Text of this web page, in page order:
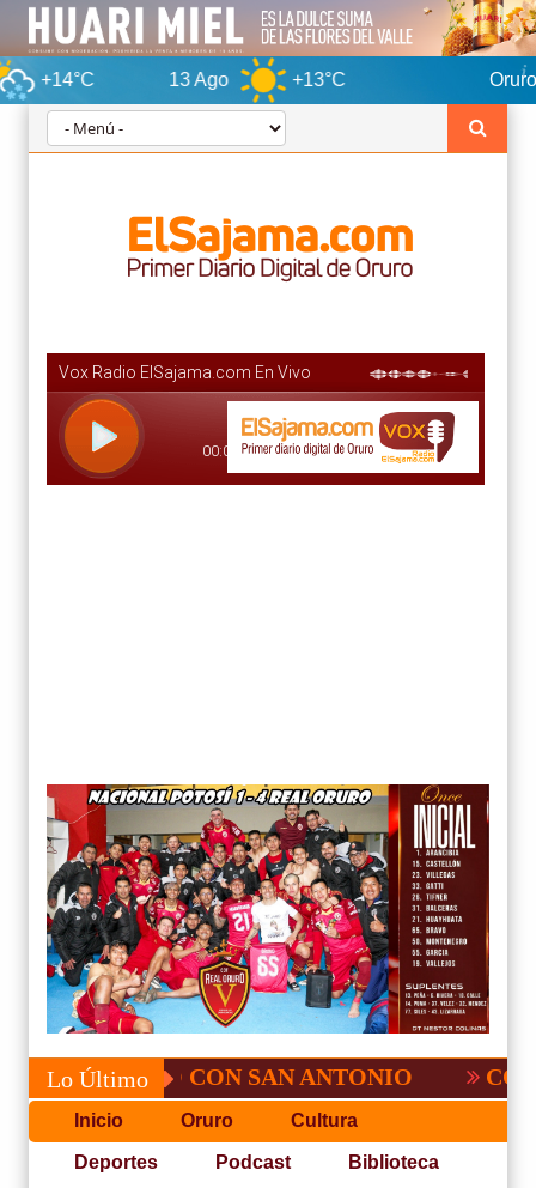
13 Ago +13°C
Lo Último
PUDO CON SAN ANTONIO COPA
Inicio Oruro Cultura
Deportes Podcast Biblioteca